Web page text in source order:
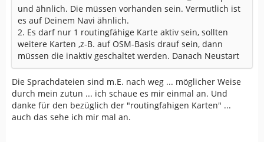
und ähnlich. Die müssen vorhanden sein. Vermutlich ist
es auf Deinem Navi ähnlich.
2. Es darf nur 1 routingfähige Karte aktiv sein, sollten
weitere Karten ,z-B. auf OSM-Basis drauf sein, dann
müssen die inaktiv geschaltet werden. Danach Neustart
Die Sprachdateien sind m.E. nach weg ... möglicher Weise
durch mein zutun ... ich schaue es mir einmal an. Und
danke für den bezüglich der "routingfahigen Karten" ...
auch das sehe ich mir mal an.